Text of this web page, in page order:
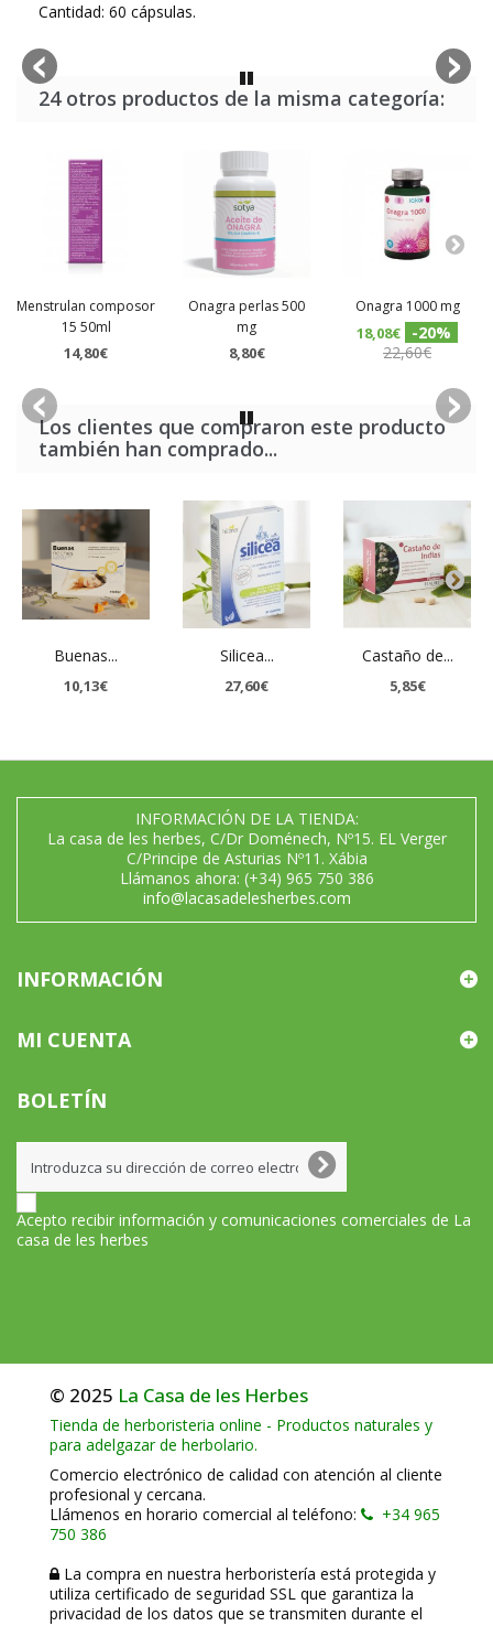
Cantidad: 60 cápsulas.
24 otros productos de la misma categoría:
Menstrulan composor
15 50ml
14,80€
Onagra perlas 500
mg
8,80€
Onagra 1000 mg
18,08€
-20%
22,60€
Los clientes que compraron este producto
también han comprado...
Buenas...
10,13€
Silicea...
27,60€
Castaño de...
5,85€
INFORMACIÓN DE LA TIENDA:
La casa de les herbes, C/Dr Doménech, Nº15. EL Verger
C/Principe de Asturias Nº11. Xábia
Llámanos ahora: (+34) 965 750 386
info@lacasadelesherbes.com
INFORMACIÓN
MI CUENTA
BOLETÍN
Acepto recibir información y comunicaciones comerciales de La
casa de les herbes
© 2025 La Casa de les Herbes
Tienda de herboristeria online - Productos naturales y
para adelgazar de herbolario.
Comercio electrónico de calidad con atención al cliente
profesional y cercana.
Llámenos en horario comercial al teléfono:
+34 965
750 386
La compra en nuestra herboristería está protegida y
utiliza certificado de seguridad SSL que garantiza la
privacidad de los datos que se transmiten durante el